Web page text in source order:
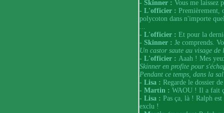
- Skinner : Vous me laissez
- L'officier : Premièrement,
polycoton dans n'importe
- L'officier : Et pour la
- Skinner : Je comprends.
Un castor saute au visage de
- L'officier : Aaah ! Mes
Skinner en profite pour
Pendant ce temps, dans la
- Lisa : Regarde le dossier
- Martin : WAOU ! Il a fait
- Lisa : Pas ça, là ! Ralph
exclu !